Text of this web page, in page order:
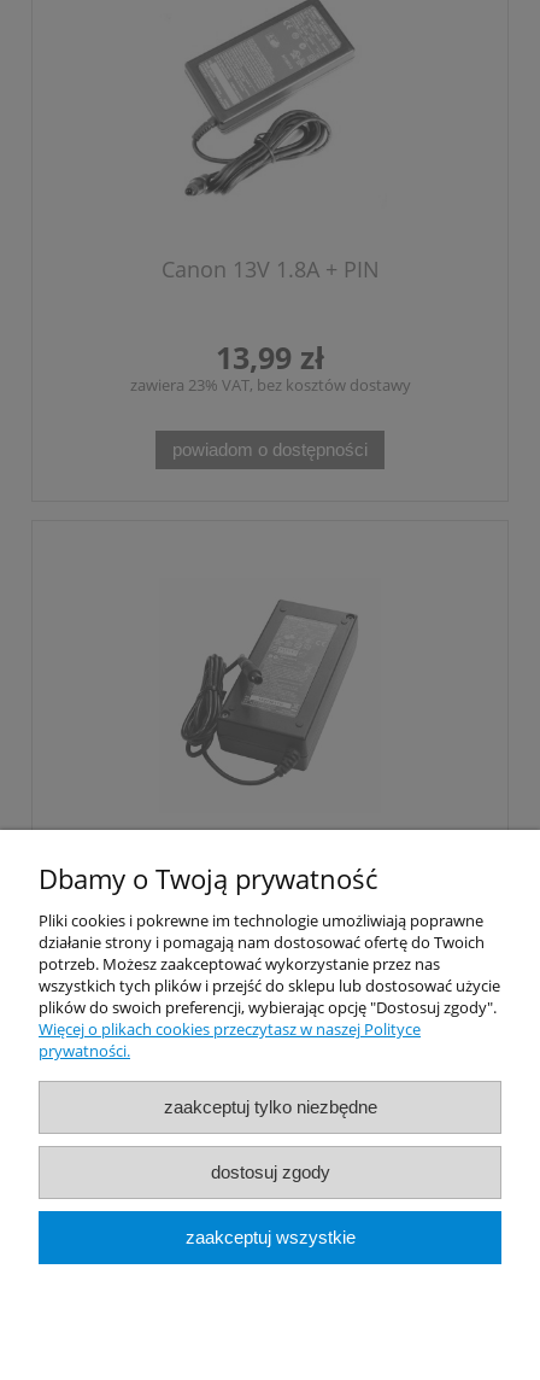
Canon 13V 1.8A + PIN
13,99 zł
zawiera 23% VAT, bez kosztów dostawy
powiadom o dostępności
Canon 16V 1.4A + PIN
39,99 zł
zawiera 23% VAT, bez kosztów dostawy
powiadom o dostępności
Dbamy o Twoją prywatność
Pliki cookies i pokrewne im technologie umożliwiają poprawne
działanie strony i pomagają nam dostosować ofertę do Twoich
potrzeb. Możesz zaakceptować wykorzystanie przez nas
wszystkich tych plików i przejść do sklepu lub dostosować użycie
plików do swoich preferencji, wybierając opcję "Dostosuj zgody".
Więcej o plikach cookies przeczytasz w naszej Polityce
prywatności.
zaakceptuj tylko niezbędne
dostosuj zgody
zaakceptuj wszystkie